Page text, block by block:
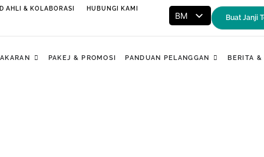
AHLI & KOLABORASI HUBUNGI KAMI
BM
ENG
Buat Janji
Open Kepakaran
PAKEJ & PROMOSI PANDUAN PELANGGAN OpenBERITA